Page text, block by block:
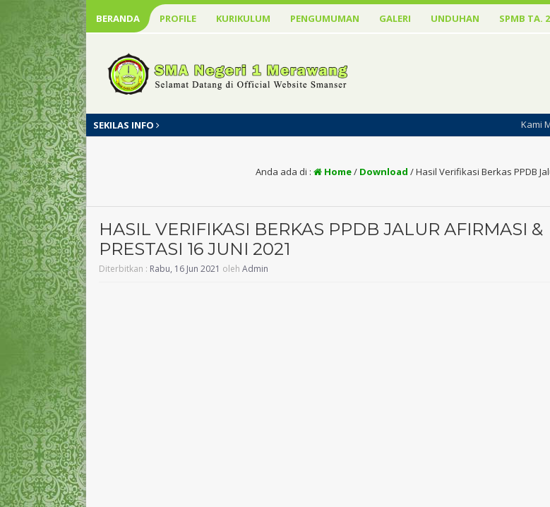
BERANDA PROFILE KURIKULUM PENGUMUMAN GALERI UNDUHAN SPMB TA.
SEKILAS INFO Kami Menyambut
Anda ada di : Home/ Download /Hasil Verifikasi Berkas PPDB
HASIL VERIFIKASI BERKAS PPDB JALUR AFIRMASI &
PRESTASI 16 JUNI 2021
Diterbitkan : Rabu, 16 Jun 2021 oleh Admin